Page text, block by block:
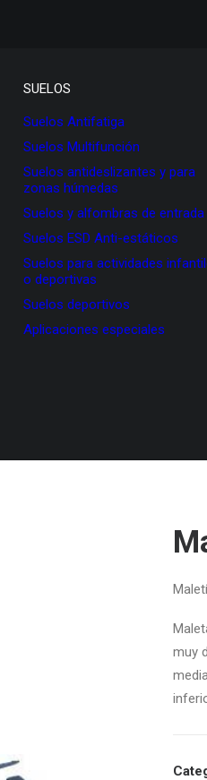
SUELOS
Suelos Antifatiga
Suelos Multifunción
Suelos antideslizantes y para
zonas húmedas
Suelos y alfombras de entrada
Suelos ESD Anti-estáticos
Suelos para actividades
o deportivas
Suelos deportivos
Aplicaciones especiales
muy